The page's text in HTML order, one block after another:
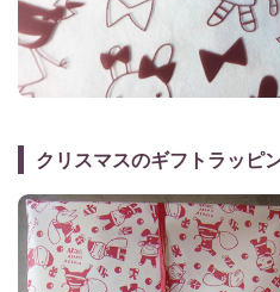
クリスマスのギフトラッピ